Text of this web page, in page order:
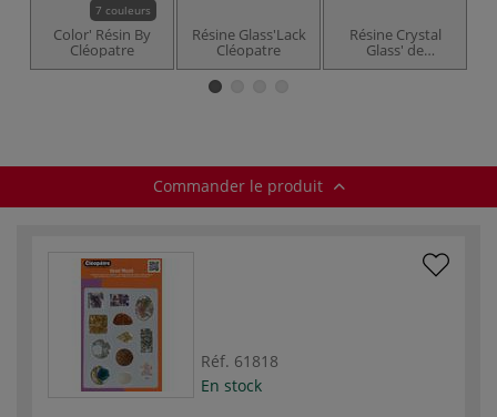
7 couleurs
Color' Résin By
Cléopatre
Résine Glass'Lack
Cléopatre
Résine Crystal
Glass' de
Cléopâtre
Commander le produit
Réf. 61818
En stock